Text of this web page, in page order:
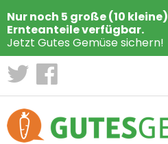
Nur noch 5 große (10 kleine)
Ernteanteile verfügbar.
Jetzt Gutes Gemüse sichern!